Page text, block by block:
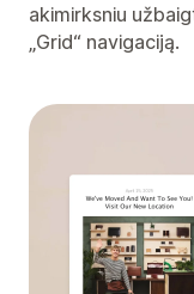
akimirksniu
„Grid“ navigaciją.